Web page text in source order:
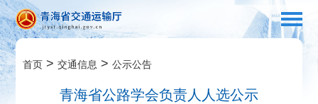
首页 >交通信息 >公示公告
青海省公路学会负责人人选公示